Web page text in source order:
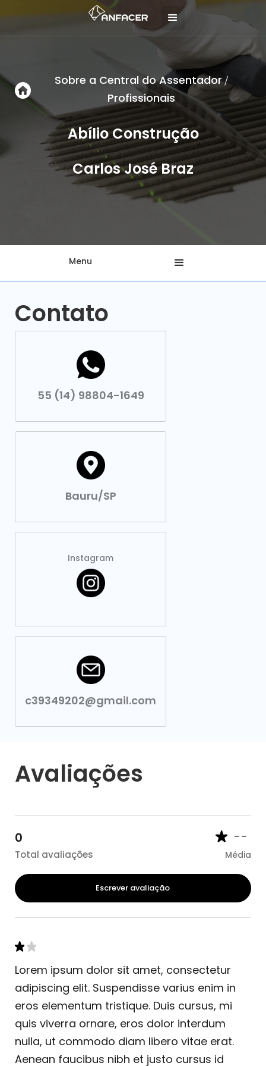
Sobre a Central do Assentador/
Profissionais
Abílio Construção
Carlos José Braz
Menu
Contato
55 (14) 98804-1649
Bauru/SP
Instagram
c39349202@gmail.com
Avaliações
0
Total avaliações
--
Média
Escrever avaliação
Lorem ipsum dolor sit amet, consectetur
adipiscing elit. Suspendisse varius enim in
eros elementum tristique. Duis cursus, mi
quis viverra ornare, eros dolor interdum
nulla, ut commodo diam libero vitae erat.
Aenean faucibus nibh et justo cursus id